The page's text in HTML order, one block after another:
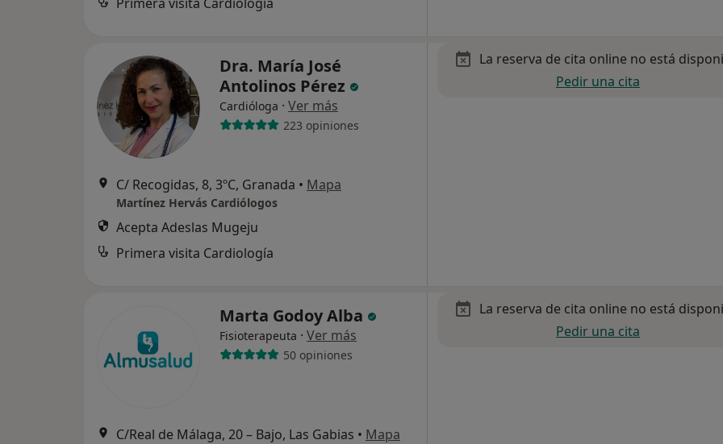
Dra. María José
Antolinos Pérez
Cardióloga · Ver más
223 opiniones
C/ Recogidas, 8, 3ºC, Granada • Mapa
Martínez Hervás Cardiólogos
Acepta Adeslas Mugeju
Primera visita Cardiología
La reserva de cita online no está
Pedir una cita
Marta Godoy Alba
Fisioterapeuta · Ver más
50 opiniones
C/Real de Málaga, 20 – Bajo, Las Gabias • Mapa
La reserva de cita online no está
Pedir una cita